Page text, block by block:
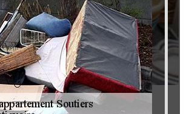
Brocanteur 79